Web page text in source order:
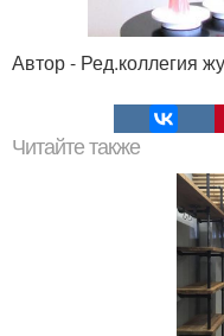
Автор - Ред.коллегия
Читайте также